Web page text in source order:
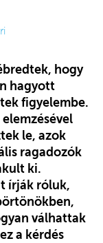
hogy
hagyott
figyelembe.
le, azok
ragadozók
ki.
írják róluk,
válhattak
a kérdés